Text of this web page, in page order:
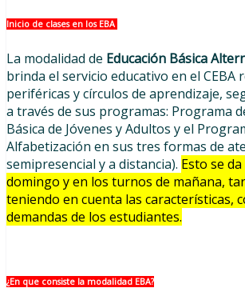
Inicio de clases en los EBA
La modalidad de Educación Básica
brinda el servicio educativo en el CEBA
periféricas y círculos de aprendizaje,
a través de sus programas: Programa
Básica de Jóvenes y Adultos y el
Alfabetización en sus tres formas de
semipresencial y a distancia). Esto se
domingo y en los turnos de mañana,
teniendo en cuenta las características,
demandas de los estudiantes.
¿En que consiste la modalidad EBA?